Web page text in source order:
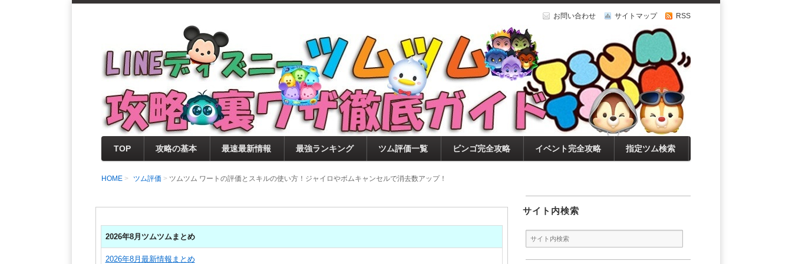
お問い合わせ サイトマップ RSS
LINEディズニー ツムツム攻略・裏ワザ徹底ガイド
支持率No1！痒いところに手が届くツムツム攻略サイト！新ツム・イベント・ピックアップ・
セレクト情報をいち早く提供するとともに、ビンゴ・キャラ評価も丁寧に解説！ツムツムを12
0％楽しめるサイトを目指しています。
TOP 攻略の基本 最速最新情報 最強ランキング ツム評価一覧 ビンゴ完全攻略 イベント完全攻略 指定ツム検索
HOME ツム評価 ツムツム ワートの評価とスキルの使い方！ジャイロやボムキャンセルで消去数アップ！
2026年8月ツムツムまとめ
2026年8月最新情報まとめ
サイト内検索